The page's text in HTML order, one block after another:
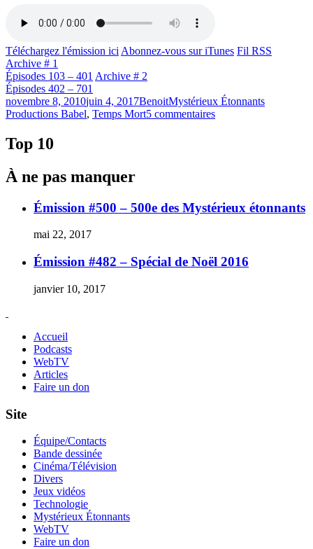
Téléchargez l'émission ici Abonnez-vous sur iTunes Fil RSS
Archive # 1
Épisodes 103 – 401 Archive # 2
Épisodes 402 – 701
Publié
le
novembre 8, 2010juin 4, 2017BenoitCatégories
Mystérieux ÉtonnantsÉtiquettes
Productions Babel, Temps Mort5 commentairessur
Top 10
À ne pas manquer
Émission #500 – 500e des Mystérieux étonnants
mai 22, 2017
Émission #482 – Spécial de Noël 2016
janvier 10, 2017
Accueil
Podcasts
WebTV
Articles
Faire un don
Site
Équipe/Contacts
Bande dessinée
Cinéma/Télévision
Divers
Jeux vidéos
Technologie
Mystérieux Étonnants
WebTV
Faire un don